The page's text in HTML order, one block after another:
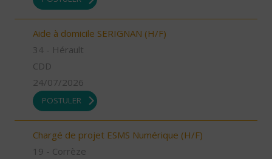
Aide à domicile SERIGNAN (H/F)
34 - Hérault
CDD
24/07/2026
POSTULER
Chargé de projet ESMS Numérique (H/F)
19 - Corrèze